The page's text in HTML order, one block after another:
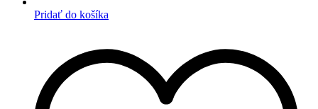
Pridať do košíka